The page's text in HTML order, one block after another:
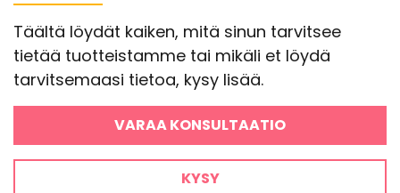
Täältä löydät kaiken, mitä sinun tarvitsee
tietää tuotteistamme tai mikäli et löydä
tarvitsemaasi tietoa, kysy lisää.
VARAA KONSULTAATIO
KYSY